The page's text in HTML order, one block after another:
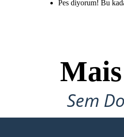
Pes diyorum! Bu
Sem